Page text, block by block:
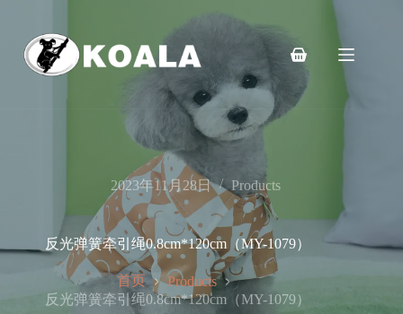
购
车
2023年11月28日 Products
反光弹簧牵引绳0.8cm*120cm（MY-1079）
首页
Products
反光弹簧牵引绳0.8cm*120cm（MY-1079）